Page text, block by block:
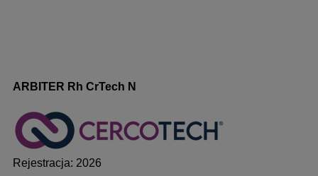
ARBITER Rh CrTech N
Rejestracja: 2026